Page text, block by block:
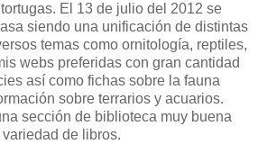
El 13 de julio del 2012 se
siendo una unificación de distintas
temas como ornitología, reptiles,
webs preferidas con gran cantidad
así como fichas sobre la fauna
sobre terrarios y acuarios.
sección de biblioteca muy buena
de libros.